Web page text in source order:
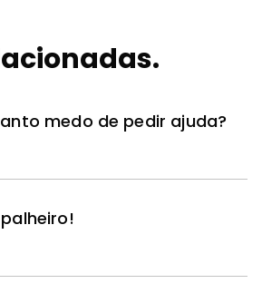
medo de pedir ajuda?